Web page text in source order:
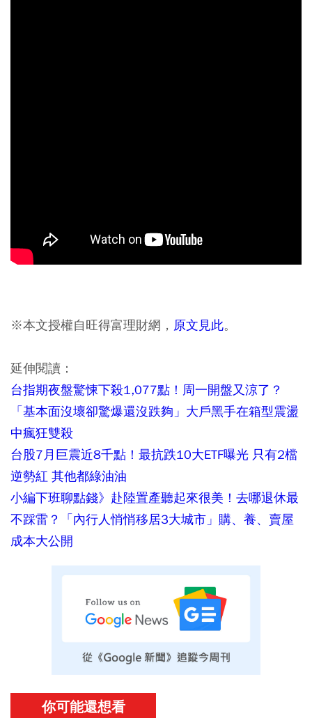
※本文授權自旺得富理財網， 原文見此。
延伸閱讀：
台指期夜盤驚悚下殺1,077點！周一開盤又涼了？
「基本面沒壞卻驚爆還沒跌夠」大戶黑手在箱型震盪
中瘋狂雙殺
台股7月巨震近8千點！最抗跌10大ETF曝光 只有2檔
逆勢紅 其他都綠油油
小編下班聊點錢》赴陸置產聽起來很美！去哪退休最
不踩雷？「內行人悄悄移居3大城市」購、養、賣屋
成本大公開